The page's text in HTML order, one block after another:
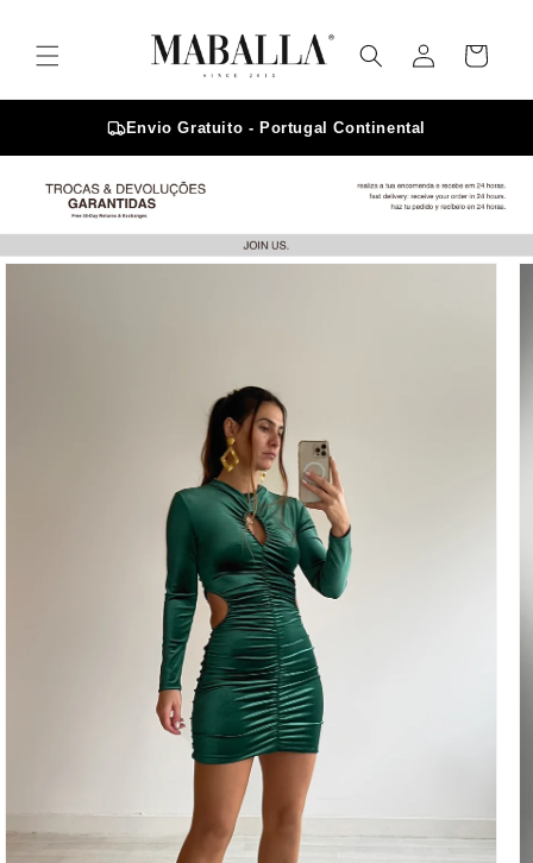
conteúdo
Iniciar
sessão
Carrinho
Envio Gratuito - Portugal Continental